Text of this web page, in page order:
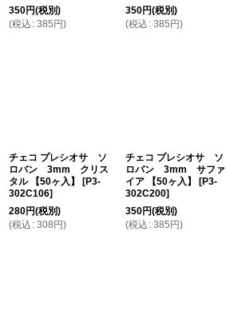
350円(税別)
(税込 : 385 円)
350円(税別)
(税込 : 385 円)
チェコ プレシオサ ソ
ロバン 3mm クリス
タル 【50ヶ入】
[P3-
302C106]
280円(税別)
(税込 : 308 円)
チェコ プレシオサ ソ
ロバン 3mm サファ
イア 【50ヶ入】
[P3-
302C200]
350円(税別)
(税込 : 385 円)